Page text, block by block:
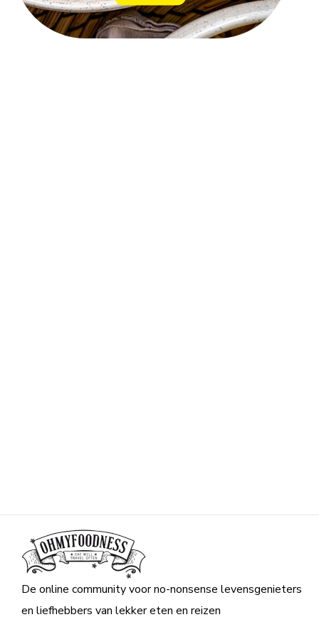
De online community voor no-nonsense levensgenieters
en liefhebbers van lekker eten en reizen